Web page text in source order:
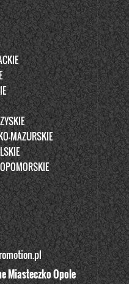
MAZURSKIE
Miasteczko Opole